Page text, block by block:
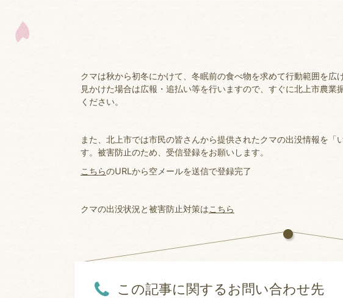
クマは秋から初冬にかけて、冬眠前の食べ物を求めて行動範囲を広
見かけた場合は広報・追払い等を行いますので、すぐに北上市農
ください。
また、北上市では市民の皆さんから提供されたクマの出没情報を「
す。被害防止のため、受信登録をお願いします。
こちらのURLから空メールを送信で登録完了
クマの出没状況と被害防止対策はこちら
この記事に関するお問い合わせ先